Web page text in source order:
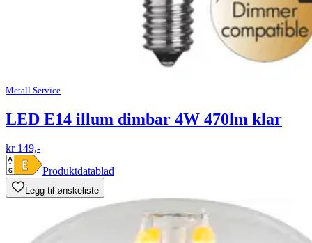
Metall Service
LED E14 illum dimbar 4W 470lm klar
kr 149,-
Produktdatablad
Legg til ønskeliste